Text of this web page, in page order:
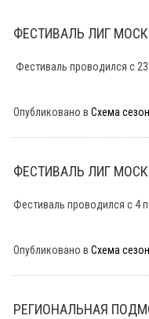
ФЕСТИВАЛЬ ЛИГ
Фестиваль проводился с 23
Опубликовано в Схема
ФЕСТИВАЛЬ ЛИГ
Фестиваль проводился с 4
Опубликовано в Схема
РЕГИОНАЛЬНАЯ